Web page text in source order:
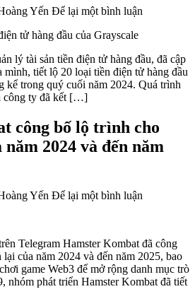
Yến Để lại một bình luận
lý tài sản tiền điện tử hàng đầu, đã cập
mình, tiết lộ 20 loại tiền điện tử hàng đầu
kể trong quý cuối năm 2024. Quá trình
công ty đã kết […]
công bố lộ trình cho
2024 và đến năm
Yến Để lại một bình luận
Telegram Hamster Kombat đã công
của năm 2024 và đến năm 2025, bao
game Web3 để mở rộng danh mục trò
nhóm phát triển Hamster Kombat đã tiết